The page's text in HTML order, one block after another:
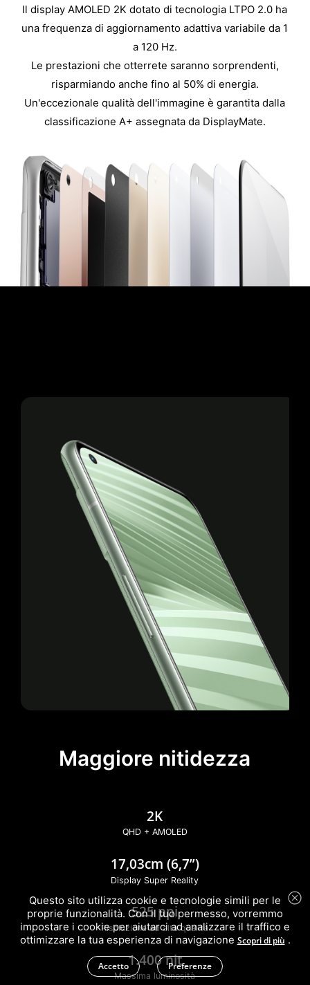
Il display AMOLED 2K dotato di tecnologia LTPO 2.0 ha
una frequenza di aggiornamento adattiva variabile da 1
a 120 Hz.
Le prestazioni che otterrete saranno sorprendenti,
risparmiando anche fino al 50% di energia.
Un'eccezionale qualità dell'immagine è garantita dalla
classificazione A+ assegnata da DisplayMate.
Maggiore nitidezza
2K
QHD + AMOLED
17,03cm (6,7”)
Display Super Reality
525 ppi
Risoluzione ad alta qualità
1.400 nit
Massima luminosità
Questo sito utilizza cookie e tecnologie simili per le
proprie funzionalità. Con il tuo permesso, vorremmo
impostare i cookie per aiutarci ad analizzare il traffico e
ottimizzare la tua esperienza di navigazione Scopri di più .
Accetto Preferenze